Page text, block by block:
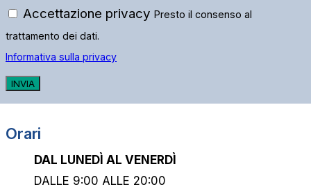
Accettazione privacy Presto il consenso al
trattamento dei dati.
Informativa sulla privacy
INVIA
Orari
DAL LUNEDÌ AL VENERDÌ
DALLE 9:00 ALLE 20:00